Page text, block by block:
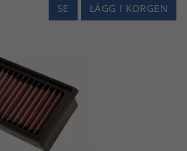
LÄGG I KORGEN
SE